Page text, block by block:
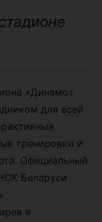
«Динамо»
для всей
тренировки и
Официальный
Беларуси
и